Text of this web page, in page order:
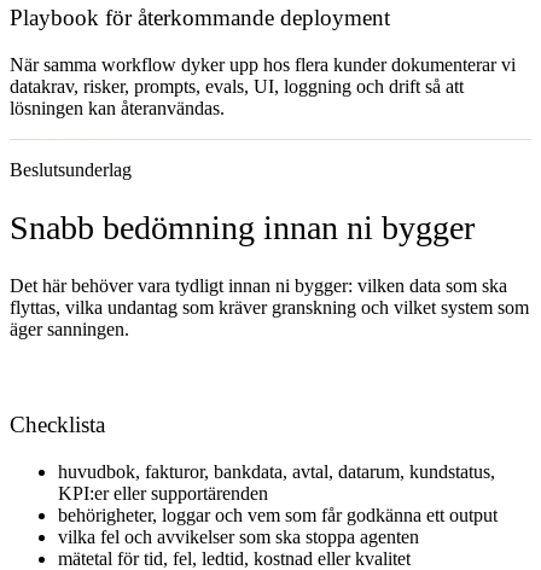
Playbook för återkommande deployment
När samma workflow dyker upp hos flera kunder dokumenterar vi
datakrav, risker, prompts, evals, UI, loggning och drift så att
lösningen kan återanvändas.
Beslutsunderlag
Snabb bedömning innan ni bygger
Det här behöver vara tydligt innan ni bygger: vilken data som ska
flyttas, vilka undantag som kräver granskning och vilket system som
äger sanningen.
Checklista
huvudbok, fakturor, bankdata, avtal, datarum, kundstatus,
KPI:er eller supportärenden
behörigheter, loggar och vem som får godkänna ett output
vilka fel och avvikelser som ska stoppa agenten
mätetal för tid, fel, ledtid, kostnad eller kvalitet